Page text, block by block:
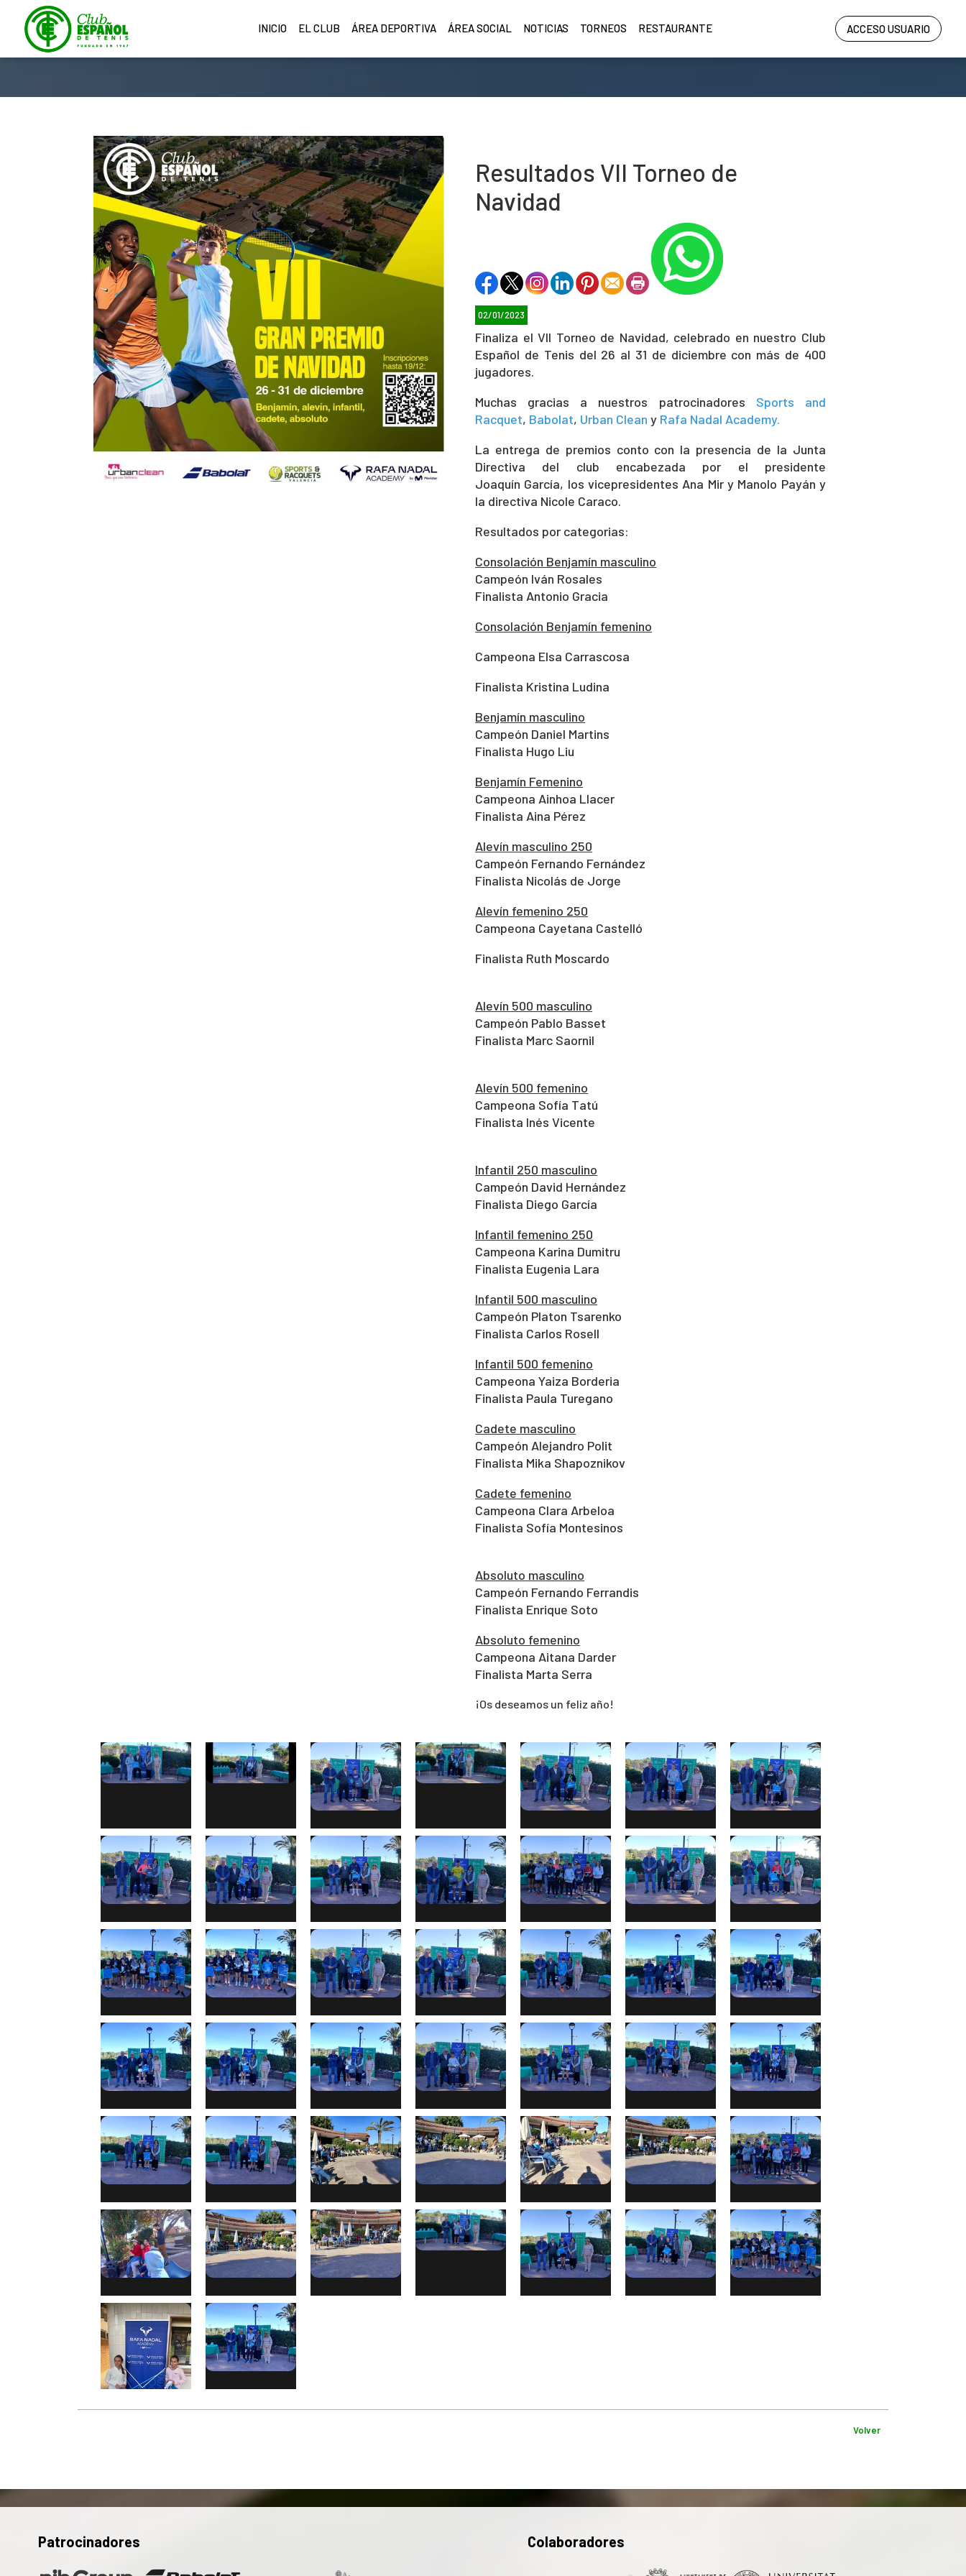
ACCESO USUARIO
INICIO EL CLUB ÁREA DEPORTIVA ÁREA SOCIAL NOTICIAS TORNEOS RESTAURANTE
Resultados VII Torneo de
Navidad
02/01/2023
Finaliza el VII Torneo de Navidad, celebrado en nuestro Club
Español de Tenis del 26 al 31 de diciembre con más de 400
jugadores.
Muchas gracias a nuestros patrocinadores Sports and
Racquet, Babolat, Urban Clean y Rafa Nadal Academy.
La entrega de premios conto con la presencia de la Junta
Directiva del club encabezada por el presidente
Joaquín García, los vicepresidentes Ana Mir y Manolo Payán y
la directiva Nicole Caraco.
Resultados por categorias:
Consolación Benjamín masculino
Campeón Iván Rosales
Finalista Antonio Gracia
Consolación Benjamín femenino
Campeona Elsa Carrascosa
Finalista Kristina Ludina
Benjamín masculino
Campeón Daniel Martins
Finalista Hugo Liu
Benjamín Femenino
Campeona Ainhoa Llacer
Finalista Aina Pérez
Alevín masculino 250
Campeón Fernando Fernández
Finalista Nicolás de Jorge
Alevín femenino 250
Campeona Cayetana Castelló
Finalista Ruth Moscardo
Alevín 500 masculino
Campeón Pablo Basset
Finalista Marc Saornil
Alevín 500 femenino
Campeona Sofía Tatú
Finalista Inés Vicente
Infantil 250 masculino
Campeón David Hernández
Finalista Diego García
Infantil femenino 250
Campeona Karina Dumitru
Finalista Eugenia Lara
Infantil 500 masculino
Campeón Platon Tsarenko
Finalista Carlos Rosell
Infantil 500 femenino
Campeona Yaiza Borderia
Finalista Paula Turegano
Cadete masculino
Campeón Alejandro Polit
Finalista Mika Shapoznikov
Cadete femenino
Campeona Clara Arbeloa
Finalista Sofía Montesinos
Absoluto masculino
Campeón Fernando Ferrandis
Finalista Enrique Soto
Absoluto femenino
Campeona Aitana Darder
Finalista Marta Serra
¡Os deseamos un feliz año!
Volver
Patrocinadores Colaboradores